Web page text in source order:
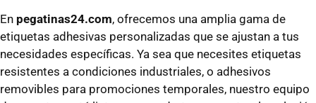
En pegatinas24.com, ofrecemos una amplia gama de
etiquetas adhesivas personalizadas que se ajustan a tus
necesidades específicas. Ya sea que necesites etiquetas
resistentes a condiciones industriales, o adhesivos
removibles para promociones temporales, nuestro equipo